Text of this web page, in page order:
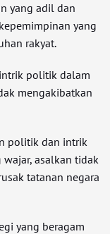
yang adil dan
yang
rakyat.
politik dalam
mengakibatkan
politik dan intrik
asalkan tidak
tatanan negara
yang beragam